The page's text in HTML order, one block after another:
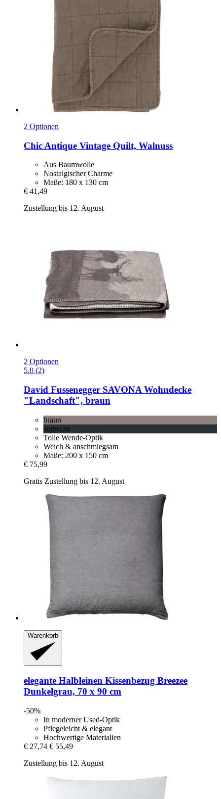
2 Optionen
Chic Antique Vintage Quilt, Walnuss
Aus Baumwolle
Nostalgischer Charme
Maße: 180 x 130 cm
€ 41,49
Zustellung bis 12. August
2 Optionen
5.0 (2)
David Fussenegger SAVONA Wohndecke
"Landschaft", braun
braun
anthrazit
Tolle Wende-Optik
Weich & anschmiegsam
Maße: 200 x 150 cm
€ 75,99
Gratis Zustellung bis 12. August
Warenkorb
elegante Halbleinen Kissenbezug Breezee
Dunkelgrau, 70 x 90 cm
-50%
In moderner Used-Optik
Pflegeleicht & elegant
Hochwertige Materialien
€ 27,74 € 55,49
Zustellung bis 12. August